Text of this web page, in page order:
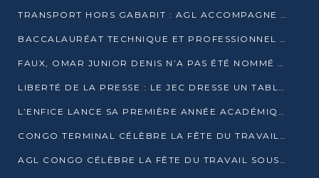
TRANSPORT HORS GABARIT : AGL ACCOMPAGNE LE DÉVELOPPEMENT DU SECTEUR BRASSICOLE AU CONGO
BACCALAURÉAT TECHNIQUE ET PROFESSIONNEL : 16 352 CANDIDATS LANCÉS DANS LES ÉPREUVES D’EPS
FAUX, OMAR JUNIOR DENIS N’A PAS ÉTÉ NOMMÉ AIDE DE CAMP ADJOINT DE DENIS SASSOU NGUESSO
LIBERTÉ DE LA PRESSE : LE JEC DRESSE UN TABLEAU PRÉOCCUPANT AU CONGO
L’ENFICE LANCE SA PREMIÈRE ANNÉE ACADÉMIQUE AVEC 100 FUTURS ENSEIGNANTS
CONGO TERMINAL CÉLÈBRE LA FÊTE DU TRAVAIL AVEC SES COLLABORATEURS À POINTE-NOIRE
AGL CONGO CÉLÈBRE LA FÊTE DU TRAVAIL SOUS LE SIGNE DE LA COHÉSION